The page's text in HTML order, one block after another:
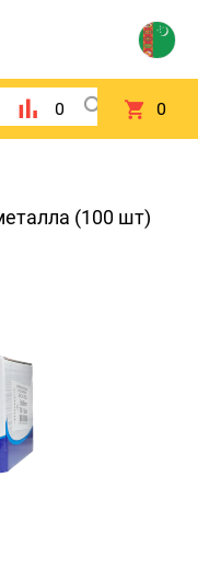
0 0
(100 шт)